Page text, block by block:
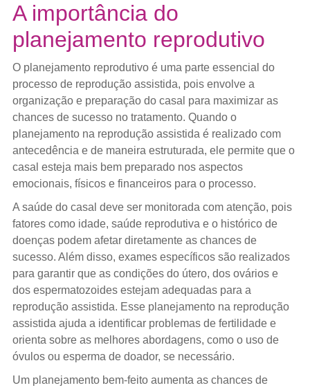
A importância do
planejamento reprodutivo
O planejamento reprodutivo é uma parte essencial do
processo de reprodução assistida, pois envolve a
organização e preparação do casal para maximizar as
chances de sucesso no tratamento. Quando o
planejamento na reprodução assistida é realizado com
antecedência e de maneira estruturada, ele permite que o
casal esteja mais bem preparado nos aspectos
emocionais, físicos e financeiros para o processo.
A saúde do casal deve ser monitorada com atenção, pois
fatores como idade, saúde reprodutiva e o histórico de
doenças podem afetar diretamente as chances de
sucesso. Além disso, exames específicos são realizados
para garantir que as condições do útero, dos ovários e
dos espermatozoides estejam adequadas para a
reprodução assistida. Esse planejamento na reprodução
assistida ajuda a identificar problemas de fertilidade e
orienta sobre as melhores abordagens, como o uso de
óvulos ou esperma de doador, se necessário.
Um planejamento bem-feito aumenta as chances de